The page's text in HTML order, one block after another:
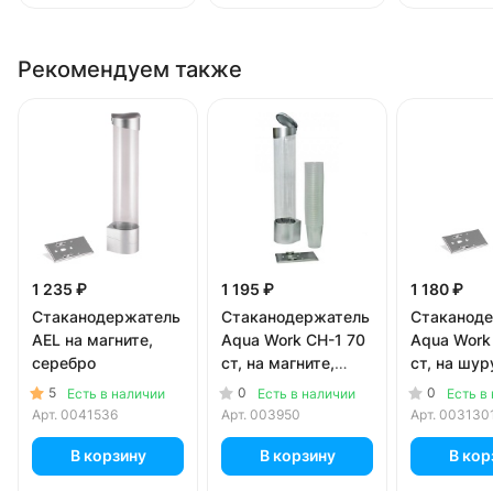
Рекомендуем также
1 235 ₽
Стаканодержатель
AEL на магните,
серебро
5
Есть в наличии
Арт. 0041536
В корзину
1 195 ₽
Стаканодержатель
Aqua Work CH-1 70
ст, на магните,
серый
0
Есть в наличии
Арт. 003950
В корзину
1 180 ₽
Aqua
ст, на
серый
0
Есть в
Арт.
В